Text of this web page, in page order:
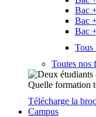
Bac
Bac
Bac
Tous
Toutes nos
Quelle formation
Télécharge la
Campus